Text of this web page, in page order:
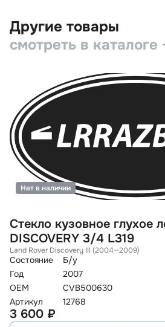
Другие товары
смотреть в каталоге
Стекло кузовное глухое
DISCOVERY 3/4 L319
Land Rover Discovery III (2004—2009)
Состояние
Б/у
Год
2007
OEM
CVB500630
Артикул
12768
Нет в наличии
3 600 ₽